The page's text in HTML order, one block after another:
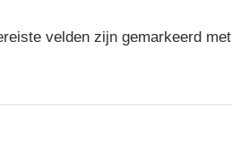
velden zijn gemarkeerd met